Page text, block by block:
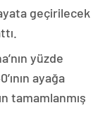
geçirilecek
yüzde
ayağa
tamamlanmış